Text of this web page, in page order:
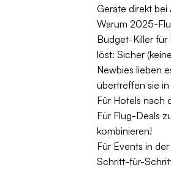
Geräte direkt
Warum 2025-
Budget-Killer für
löst: Sicher
Newbies lieben
übertreffen sie
Für Hotels nach
Für Flug-Deals
kombinieren!
Für Events in
Schritt-für-